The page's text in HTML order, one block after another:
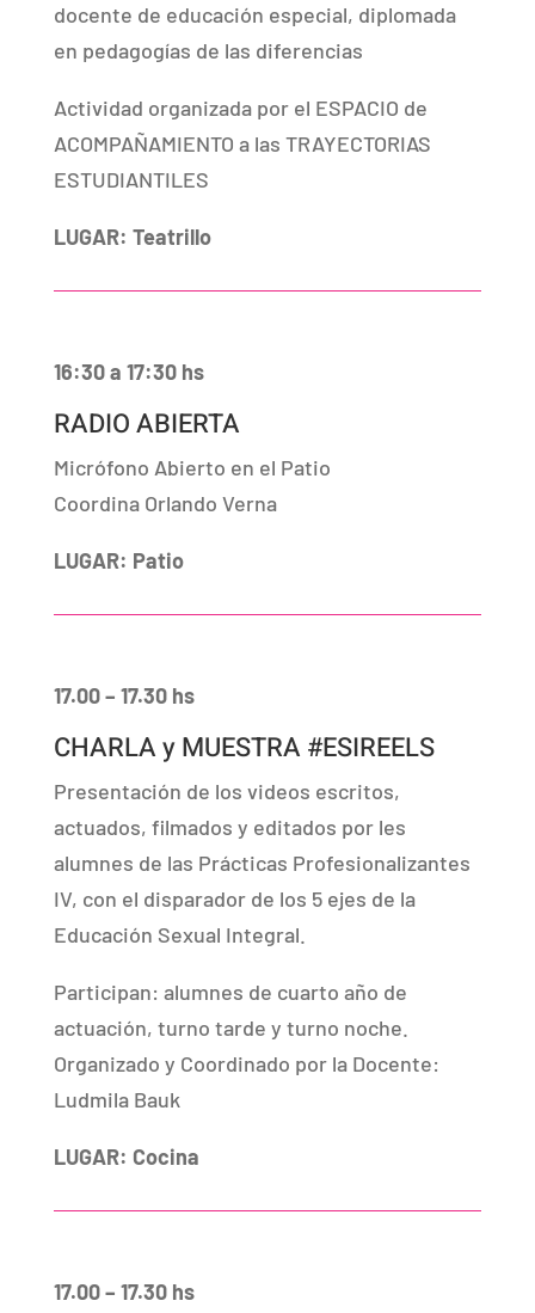
docente de educación especial, diplomada
en pedagogías de las diferencias
Actividad organizada por el ESPACIO de
ACOMPAÑAMIENTO a las TRAYECTORIAS
ESTUDIANTILES
LUGAR: Teatrillo
16:30 a 17:30 hs
RADIO ABIERTA
Micrófono Abierto en el Patio
Coordina Orlando Verna
LUGAR: Patio
17.00 – 17.30 hs
CHARLA y MUESTRA #ESIREELS
Presentación de los videos escritos,
actuados, filmados y editados por les
alumnes de las Prácticas Profesionalizantes
IV, con el disparador de los 5 ejes de la
Educación Sexual Integral.
Participan: alumnes de cuarto año de
actuación, turno tarde y turno noche.
Organizado y Coordinado por la Docente:
Ludmila Bauk
LUGAR: Cocina
17.00 – 17.30 hs